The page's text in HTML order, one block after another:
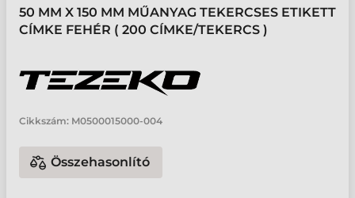
50 MM X 150 MM MŰANYAG TEKERCSES ETIKETT
CÍMKE FEHÉR ( 200 CÍMKE/TEKERCS )
Cikkszám: M0500015000-004
Összehasonlító